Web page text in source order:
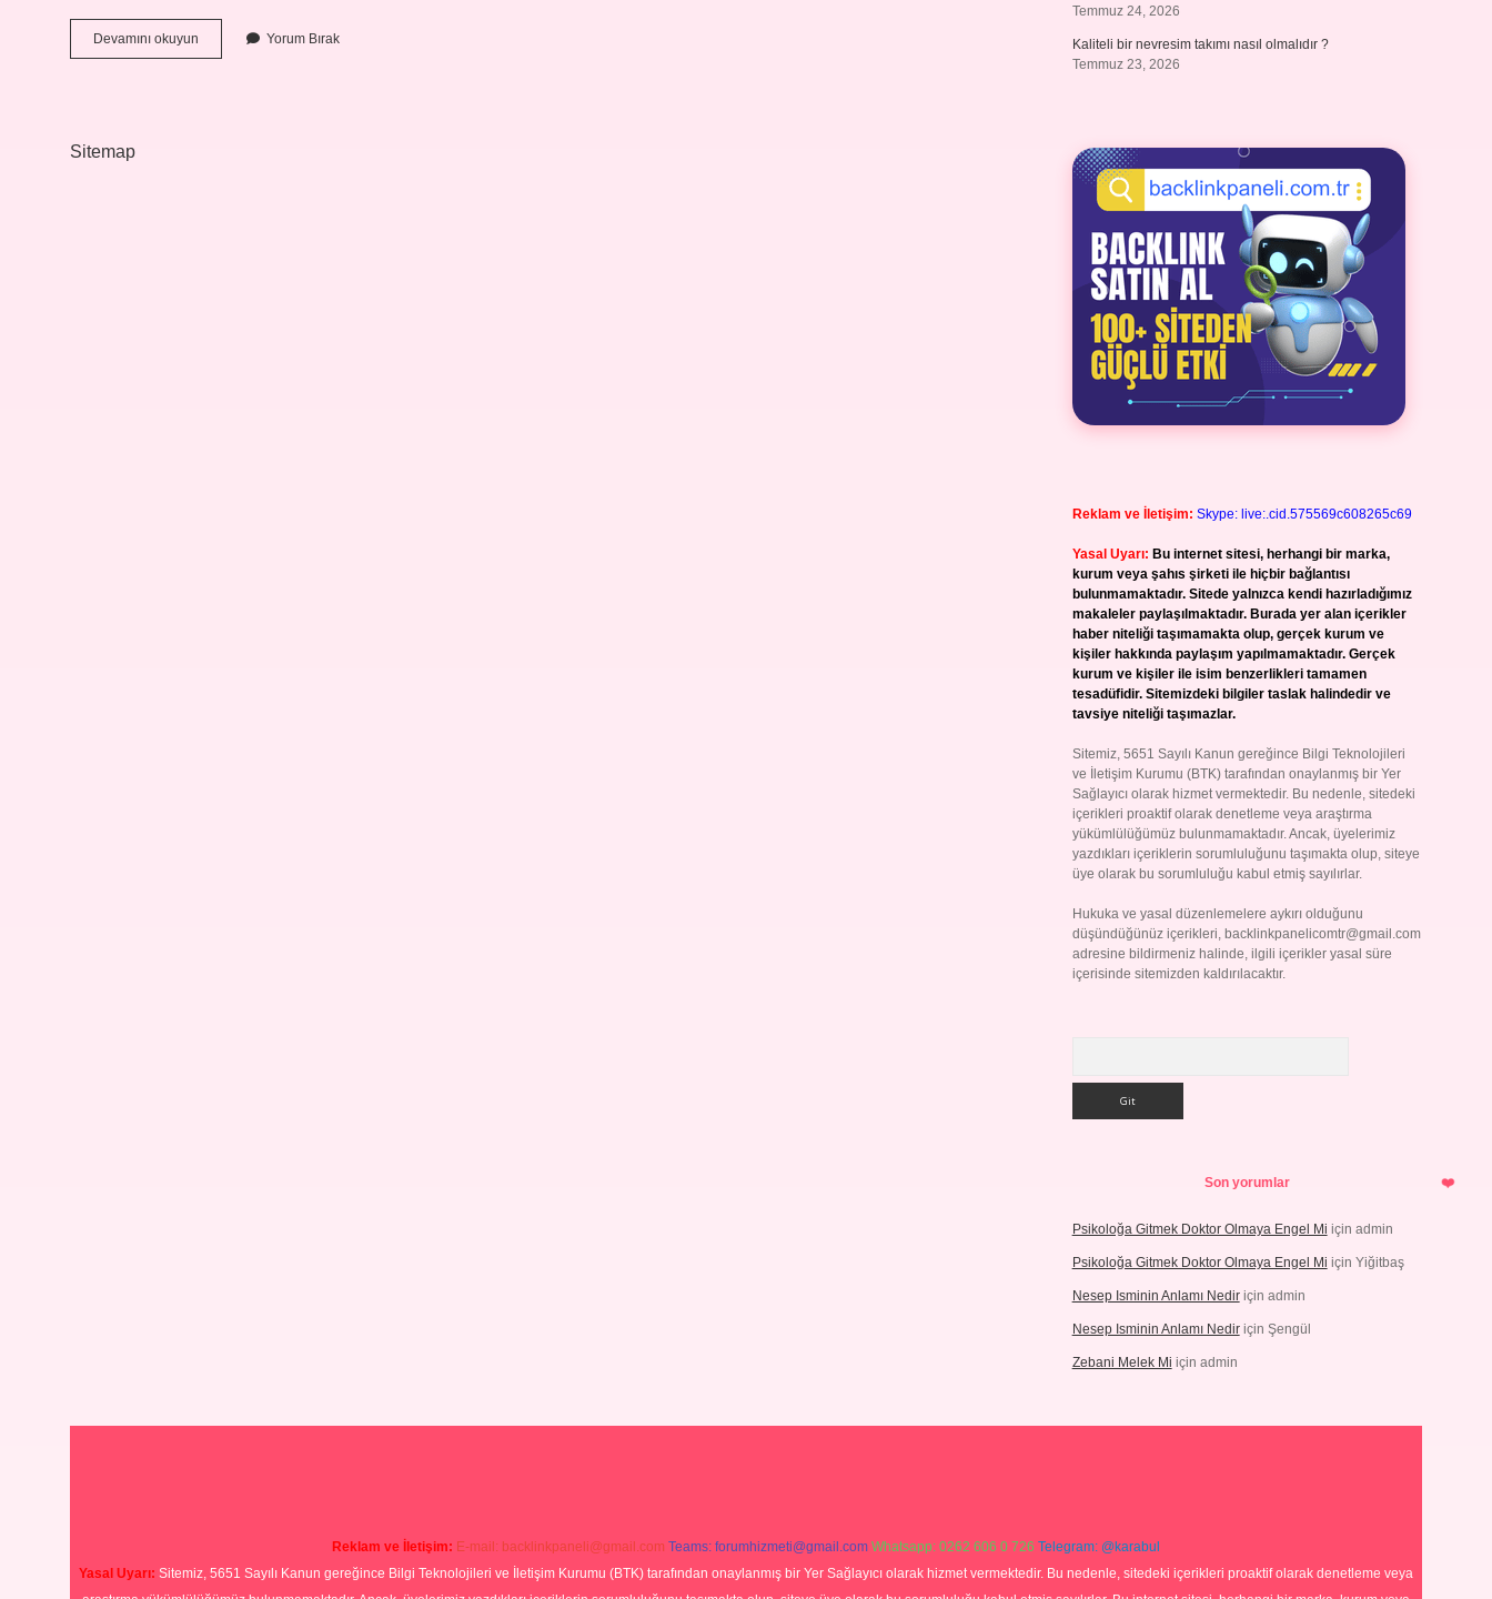
Devamını okuyun
Ne
Yorum Bırak
Sitemap
Temmuz 24, 2026
Kaliteli bir nevresim takımı nasıl olmalıdır ?
Temmuz 23, 2026
Reklam ve İletişim: Skype: live:.cid.575569c608265c69
Yasal Uyarı: Bu internet sitesi, herhangi bir marka,
kurum veya şahıs şirketi ile hiçbir bağlantısı
bulunmamaktadır. Sitede yalnızca kendi hazırladığımız
makaleler paylaşılmaktadır. Burada yer alan içerikler
haber niteliği taşımamakta olup, gerçek kurum ve
kişiler hakkında paylaşım yapılmamaktadır. Gerçek
kurum ve kişiler ile isim benzerlikleri tamamen
tesadüfidir. Sitemizdeki bilgiler taslak halindedir ve
tavsiye niteliği taşımazlar.
Sitemiz, 5651 Sayılı Kanun gereğince Bilgi Teknolojileri
ve İletişim Kurumu (BTK) tarafından onaylanmış bir Yer
Sağlayıcı olarak hizmet vermektedir. Bu nedenle, sitedeki
içerikleri proaktif olarak denetleme veya araştırma
yükümlülüğümüz bulunmamaktadır. Ancak, üyelerimiz
yazdıkları içeriklerin sorumluluğunu taşımakta olup, siteye
üye olarak bu sorumluluğu kabul etmiş sayılırlar.
Hukuka ve yasal düzenlemelere aykırı olduğunu
düşündüğünüz içerikleri, backlinkpanelicomtr@gmail.com
adresine bildirmeniz halinde, ilgili içerikler yasal süre
içerisinde sitemizden kaldırılacaktır.
Son yorumlar
Psikoloğa Gitmek Doktor Olmaya Engel Mi için admin
Psikoloğa Gitmek Doktor Olmaya Engel Mi için Yiğitbaş
Nesep Isminin Anlamı Nediriçin admin
Nesep Isminin Anlamı Nediriçin Şengül
Zebani Melek Mi için admin
Reklam ve İletişim: E-mail: backlinkpaneli@gmail.com Teams: forumhizmeti@gmail.com Whatsapp: 0262 606 0 726 Telegram: @karabul
Yasal Uyarı: Sitemiz, 5651 Sayılı Kanun gereğince Bilgi Teknolojileri ve İletişim Kurumu (BTK) tarafından onaylanmış bir Yer Sağlayıcı olarak hizmet vermektedir. Bu nedenle, sitedeki içerikleri proaktif olarak denetleme veya